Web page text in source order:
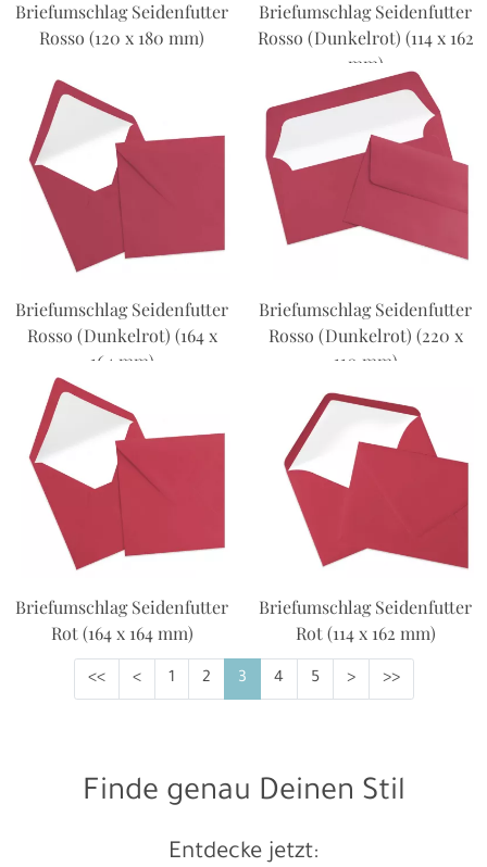
Briefumschlag Seidenfutter
Rosso (120 x 180 mm)
Briefumschlag Seidenfutter
Rosso (Dunkelrot) (114 x 162
mm)
Briefumschlag Seidenfutter
Rosso (Dunkelrot) (164 x
164 mm)
Briefumschlag Seidenfutter
Rosso (Dunkelrot) (220 x
110 mm)
Briefumschlag Seidenfutter
Rot (164 x 164 mm)
Briefumschlag Seidenfutter
Rot (114 x 162 mm)
<< < 1 2 3 4 5 > >>
Finde genau Deinen Stil
Entdecke jetzt: